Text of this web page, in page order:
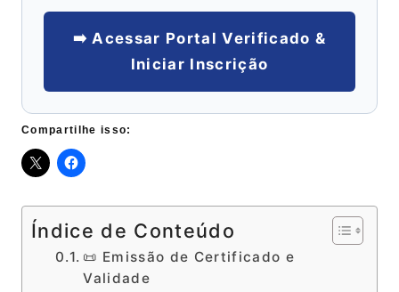
➡️ Acessar Portal Verificado &
Iniciar Inscrição
Compartilhe isso:
Índice de Conteúdo
📜 Emissão de Certificado e
Validade